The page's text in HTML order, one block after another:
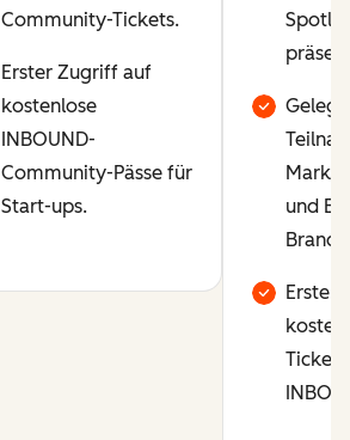
Community-Tickets.
Erster Zugriff auf
kostenlose
INBOUND-
Community-Pässe für
Start-ups.
und
Erster